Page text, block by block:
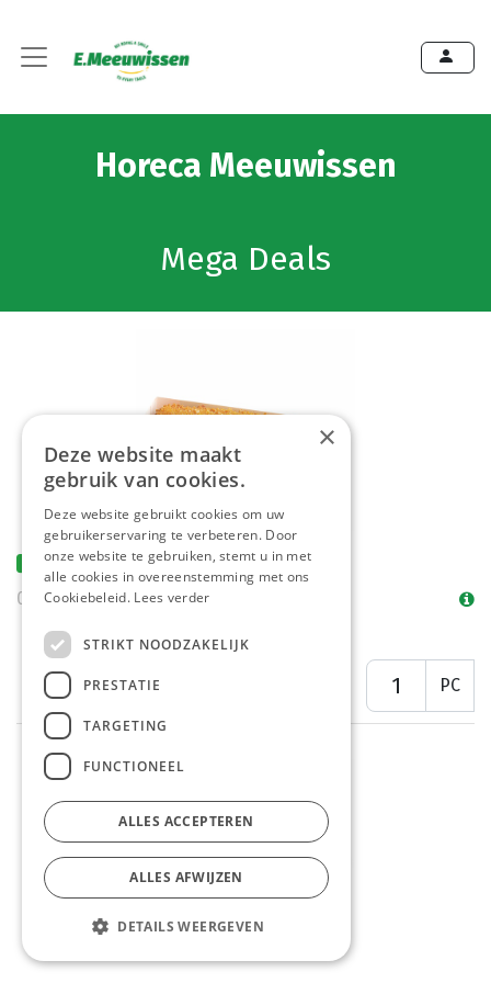
Horeca Meeuwissen
Mega Deals
Poulycroq Mora 36 x 80 gr
08/08 - 22/08
PC
×
Deze website maakt
gebruik van cookies.
Deze website gebruikt cookies om uw
gebruikerservaring te verbeteren. Door
onze website te gebruiken, stemt u in met
alle cookies in overeenstemming met ons
Cookiebeleid. Lees verder
STRIKT NOODZAKELIJK
PRESTATIE
TARGETING
FUNCTIONEEL
ALLES ACCEPTEREN
ALLES AFWIJZEN
DETAILS WEERGEVEN